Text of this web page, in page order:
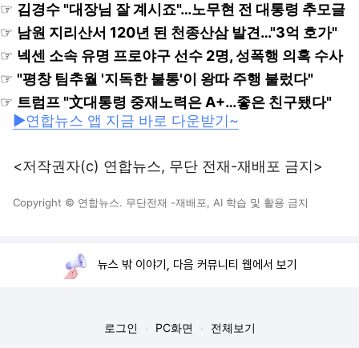
☞ 김경수 "대장님 잘 계시죠"…노무현 전 대통령 추모글
☞ 남원 지리산서 120년 된 천종산삼 발견…"3억 호가"
☞ 넥센 소속 유명 프로야구 선수 2명, 성폭행 의혹 수사
☞ "평창 팀추월 '지독한 불통'이 왕따 주행 불렀다"
☞ 트럼프 "文대통령 중재노력은 A+…좋은 친구됐다"
▶연합뉴스 앱 지금 바로 다운받기~
<저작권자(c) 연합뉴스, 무단 전재-재배포 금지>
Copyright © 연합뉴스. 무단전재 -재배포, AI 학습 및 활용 금지
뉴스 밖 이야기, 다음 커뮤니티 웹에서 보기
로그인 PC화면 전체보기